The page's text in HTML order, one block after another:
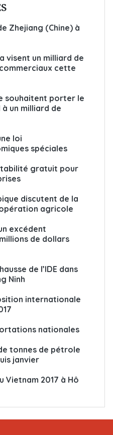
Zhejiang (Chine) à
visent un milliard de
cette
souhaitent porter le
un milliard de
loi
spéciales
gratuit pour
discutent de la
agricole
excédent
de dollars
de l’IDE dans
Ninh
internationale
nationales
tonnes de pétrole
janvier
Vietnam 2017 à Hô